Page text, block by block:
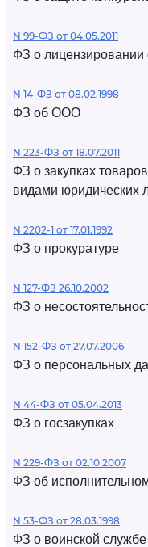
N 99-ФЗ от 04.05.2011
ФЗ о лицензировании
N 14-ФЗ от 08.02.1998
ФЗ об ООО
N 223-ФЗ от 18.07.2011
ФЗ о закупках
видами юридических
N 2202-1 от 17.01.1992
ФЗ о прокуратуре
N 127-ФЗ 26.10.2002
ФЗ о
N 152-ФЗ от 27.07.2006
ФЗ о персональных
N 44-ФЗ от 05.04.2013
ФЗ о госзакупках
N 229-ФЗ от 02.10.2007
ФЗ об
N 53-ФЗ от 28.03.1998
ФЗ о воинской службе